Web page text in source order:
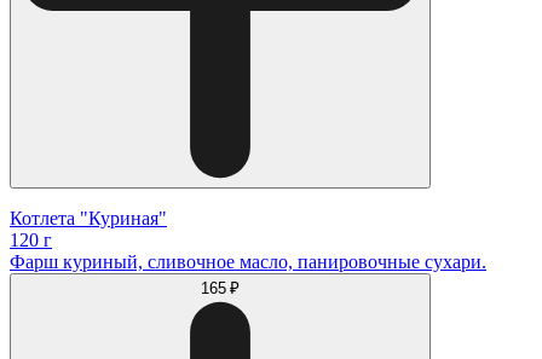
Котлета "Куриная"
120 г
Фарш куриный, сливочное масло, панировочные сухари.
165 ₽